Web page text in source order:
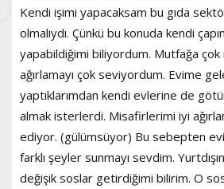
Kendi işimi yapacaksam bu gıda
olmalıydı. Çünkü bu konuda kendi
yapabildiğimi biliyordum. Mutfağa çok
ağırlamayı çok seviyordum. Evime
yaptıklarımdan kendi evlerine de
almak isterlerdi. Misafirlerimi iyi
ediyor. (gülümsüyor) Bu sebepten
farklı şeyler sunmayı sevdim.
değişik soslar getirdiğimi bilirim. O